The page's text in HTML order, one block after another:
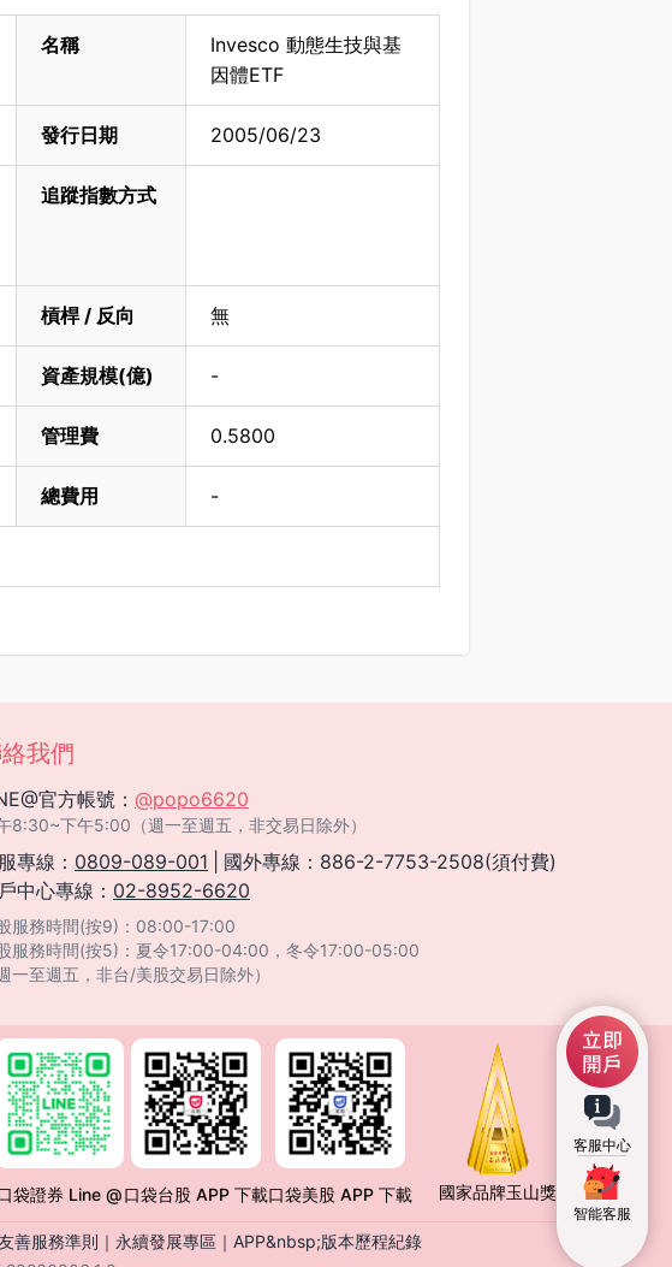
客服中心
智能客服
名稱
Invesco 動態生技與基
因體ETF
發行日期 2005/06/23
追蹤指數方式
槓桿 / 反向 無
資產規模(億) -
管理費 0.5800
總費用 -
我們
官方帳號： @popo6620
8:30~下午5:00（週一至週五，非交易日除外）
專線： 0809-089-001
國外專線：886-2-7753-2508(須付費)
中心專線： 02-8952-6620
服務時間(按9)：08:00-17:00
服務時間(按5)： 夏令17:00-04:00，冬令17:00-05:00
週一至週五，非台/美股交易日除外）
袋證券 Line @口袋台股 APP 下載口袋美股 APP 下載 國家品牌玉山獎
善服務準則 ｜ 永續發展專區｜ APP&nbsp;版本歷程紀錄